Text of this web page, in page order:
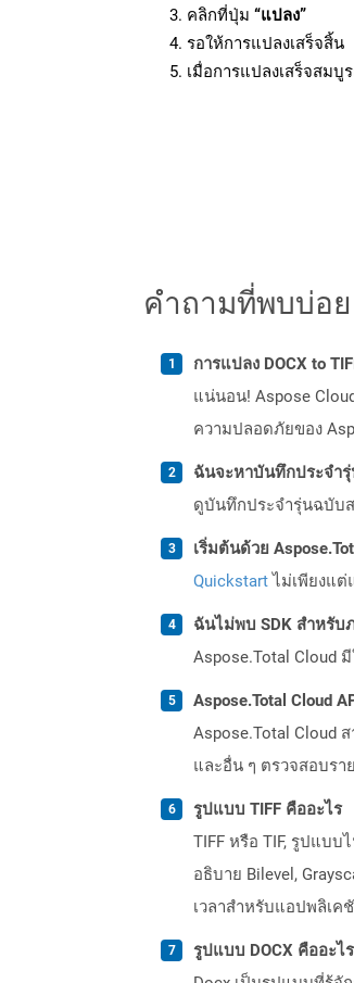
คลิกที่ปุ่ม “แปลง”
รอให้การแปลงเสร็จสิ้น
เมื่อการแปลงเสร็จสม
คำถามที่พบบ่อย
การแปลง DOCX to
แน่นอน! Aspose
ความปลอดภัยของ
ฉันจะหาบันทึกประจำรุ่
ดูบันทึกประจำรุ่นฉบับ
เริ่มต้นด้วย
Quickstartไม่เพียงแต่
ฉันไม่พบ SDK สำหรับ
Aspose.Total Cloud
Aspose.Total Cloud
Aspose.Total Cloud
และอื่น ๆ ตรวจสอบรา
รูปแบบ TIFF คืออะไร
TIFF หรือ TIF, รูปแบ
อธิบาย Bilevel,
เวลาสำหรับแอปพลิเ
รูปแบบ DOCX คืออะไร